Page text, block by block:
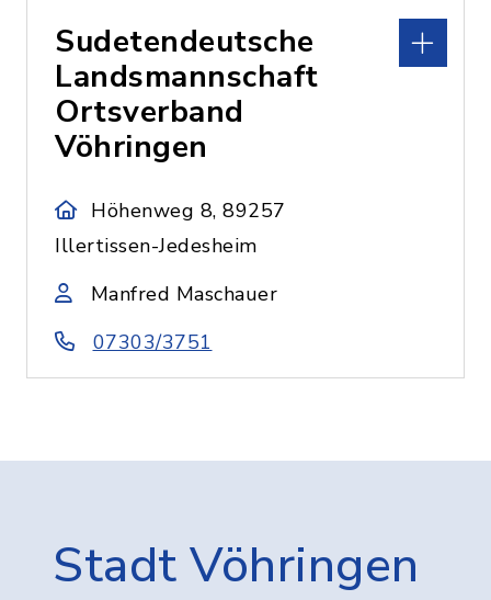
Sudetendeutsche
Landsmannschaft
Ortsverband
Vöhringen
Höhenweg 8, 89257
Illertissen-Jedesheim
Manfred Maschauer
07303/3751
Stadt Vöhringen